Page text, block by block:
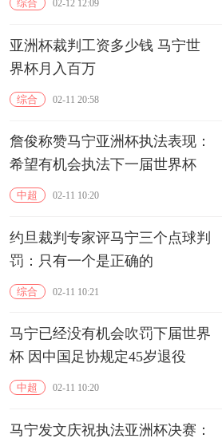
综合 02-12 12:09
亚洲杯裁判工资多少钱 马宁世
界杯月入百万
综合 02-11 20:58
詹俊称赞马宁亚洲杯执法表现：
希望有机会执法下一届世界杯
中超 02-11 10:20
约旦裁判专家评马宁三个点球判
罚：只有一个是正确的
综合 02-11 10:21
马宁已经没有机会吹罚下届世界
杯 因中国足协规定45岁退役
中超 02-11 10:20
马宁发文庆祝执法亚洲杯决赛：